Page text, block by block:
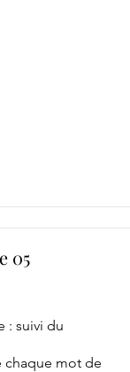
05
: suivi du
chaque mot de